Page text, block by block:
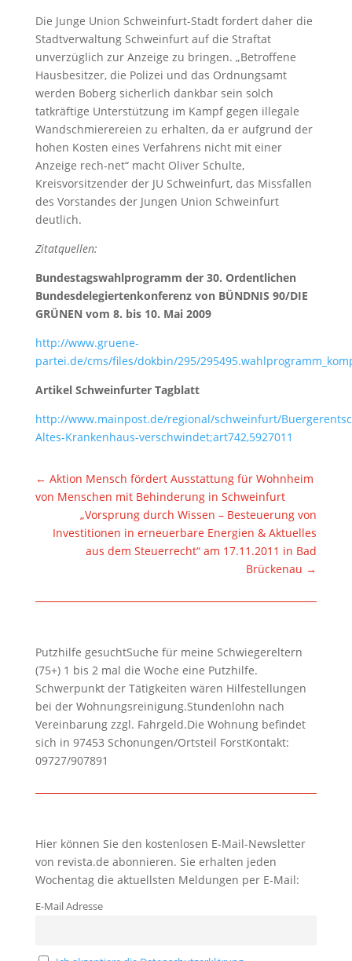
Die Junge Union Schweinfurt-Stadt fordert daher die
Stadtverwaltung Schweinfurt auf die Straftat
unverzüglich zur Anzeige zu bringen. „Betroffene
Hausbesitzer, die Polizei und das Ordnungsamt
werden Boberg sicherlich dankbar sein solch
tatkräftige Unterstützung im Kampf gegen illegale
Wandschmierereien zu erhalten, da er aufgrund der
hohen Kosten eines Verfahrens nicht mit einer
Anzeige rech-net“ macht Oliver Schulte,
Kreisvorsitzender der JU Schweinfurt, das Missfallen
des Vorstandes der Jungen Union Schweinfurt
deutlich.
Zitatquellen:
Bundestagswahlprogramm der 30. Ordentlichen
Bundesdelegiertenkonferenz von BÜNDNIS 90/DIE
GRÜNEN vom 8. bis 10. Mai 2009
http://www.gruene-
partei.de/cms/files/dokbin/295/
Artikel Schweinfurter Tagblatt
http://www.mainpost.de/regional/schweinfurt/
Altes-Krankenhaus-verschwindet;art742,5927011
← Aktion Mensch fördert Ausstattung für Wohnheim
von Menschen mit Behinderung in Schweinfurt
„Vorsprung durch Wissen – Besteuerung von
Investitionen in erneuerbare Energien & Aktuelles
aus dem Steuerrecht“ am 17.11.2011 in Bad
Brückenau →
Putzhilfe gesuchtSuche für meine Schwiegereltern
(75+) 1 bis 2 mal die Woche eine Putzhilfe.
Schwerpunkt der Tätigkeiten wären Hilfestellungen
bei der Wohnungsreinigung.Stundenlohn nach
Vereinbarung zzgl. Fahrgeld.Die Wohnung befindet
sich in 97453 Schonungen/Ortsteil ForstKontakt:
09727/907891
Hier können Sie den kostenlosen E-Mail-Newsletter
von revista.de abonnieren. Sie erhalten jeden
Wochentag die aktuellsten Meldungen per E-Mail:
E-Mail Adresse